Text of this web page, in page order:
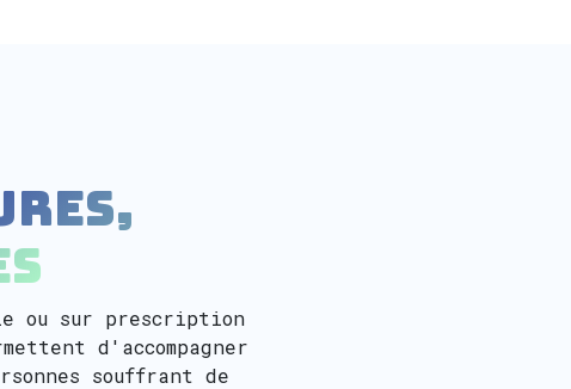
ou sur prescription
d'accompagner
souffrant de